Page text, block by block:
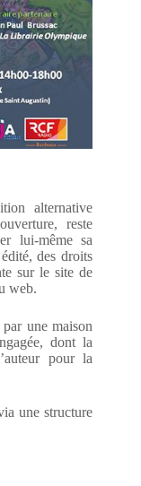
alternative
reste
lui-même sa
des droits
sur le site de
web.
une maison
dont la
pour la
une structure